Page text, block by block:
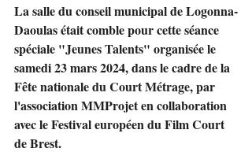
La salle du conseil municipal de Logonna-
Daoulas était comble pour cette séance
spéciale "Jeunes Talents" organisée le
samedi 23 mars 2024, dans le cadre de la
Fête nationale du Court Métrage, par
l'association MMProjet en collaboration
avec le Festival européen du Film Court
de Brest.